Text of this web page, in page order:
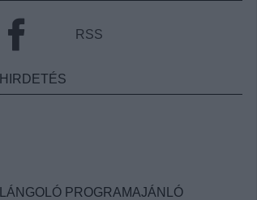
RSS
HIRDETÉS
LÁNGOLÓ PROGRAMAJÁNLÓ